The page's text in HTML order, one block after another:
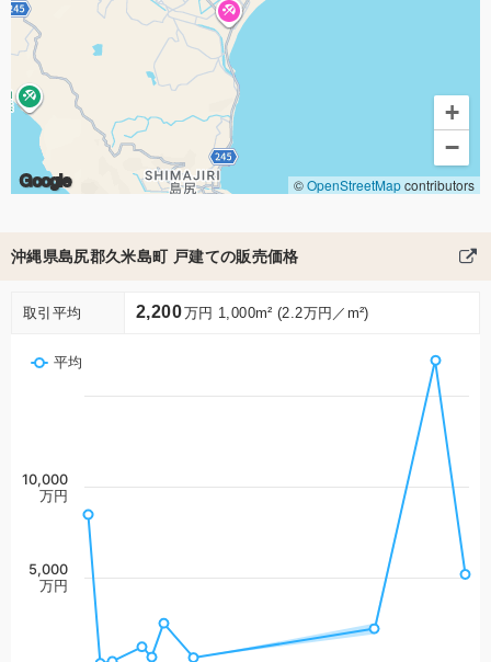
Google
+
−
©OpenStreetMapcontributors
沖縄県島尻郡久米島町 戸建ての販売価格
取引平均 2,200万円 1,000m² (2.2万円／m²)
平均
5,000
万円
10,000
万円